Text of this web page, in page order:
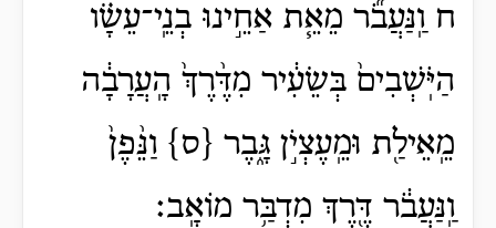
ח וַֽנַּעֲבֹ֞ר מֵאֵ֧ת אַחֵ֣ינוּ בְנֵֽי־עֵשָׂ֗ו
הַיֹּֽשְׁבִים֙ בְּשֵׂעִ֔יר מִדֶּ֨רֶךְ֙ הָֽעֲרָבָ֔ה
מֵֽאֵילַ֖ת וּמֵֽעֶצְיֹ֣ן גָּ֑בֶר {ס} וַנֵּ֨פֶן֙
וַֽנַּעֲבֹ֔ר דֶּ֖רֶךְ מִדְבַּ֥ר מוֹאָֽב׃